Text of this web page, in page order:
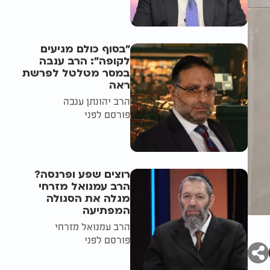
"בסוף כולם מגיעים
לקופה": הרב ענבה
במסר מטלטל לפרשת
ראה
הרב יהונתן ענבה
פורסם לפני
רוצים שפע ופרנסה?
הרב עמנואל מזרחי
מגלה את הסגולה
המפתיעה
הרב עמנואל מזרחי
פורסם לפני